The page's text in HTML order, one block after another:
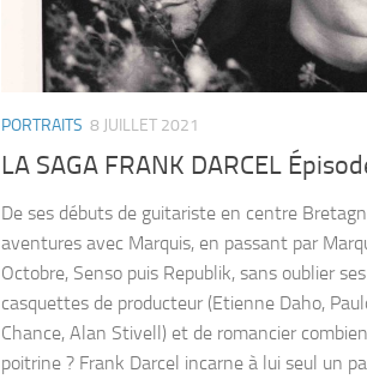
PORTRAITS 8 JUILLET 2021
LA SAGA FRANK DARCEL
De ses débuts de guitariste en centre
aventures avec Marquis, en passant par
Octobre, Senso puis Republik, sans oublier
casquettes de producteur (Etienne Daho,
Chance, Alan Stivell) et de romancier
poitrine ? Frank Darcel incarne à lui seul un